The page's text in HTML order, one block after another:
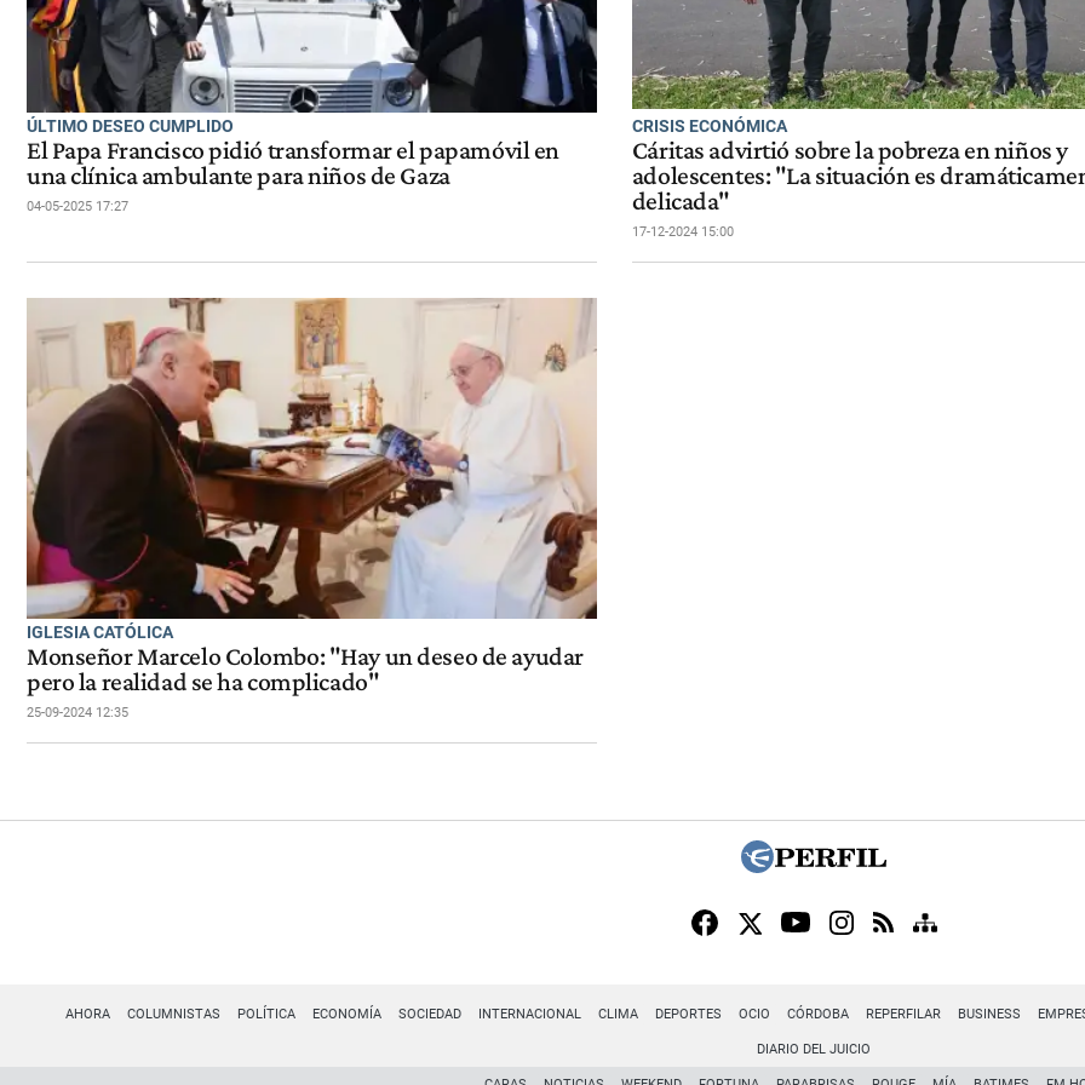
ÚLTIMO DESEO CUMPLIDO
El Papa Francisco pidió transformar el papamóvil en
una clínica ambulante para niños de Gaza
04-05-2025 17:27
CRISIS ECONÓMICA
Cáritas advirtió sobre la pobreza en niños y
adolescentes: "La situación es
delicada"
17-12-2024 15:00
IGLESIA CATÓLICA
Monseñor Marcelo Colombo: "Hay un deseo de ayudar
pero la realidad se ha complicado"
25-09-2024 12:35
AHORA COLUMNISTAS POLÍTICA ECONOMÍA SOCIEDAD INTERNACIONAL CLIMA DEPORTES OCIO CÓRDOBA REPERFILAR BUSINESS
DIARIO DEL JUICIO